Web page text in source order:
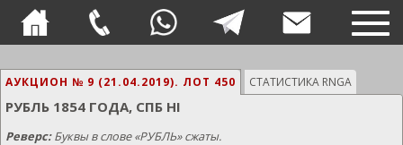
АУКЦИОН № 9 (21.04.2019). ЛОТ 450 СТАТИСТИКА RNGA
РУБЛЬ 1854 ГОДА, СПБ HI
Реверс:Буквы в слове «РУБЛЬ» сжаты.